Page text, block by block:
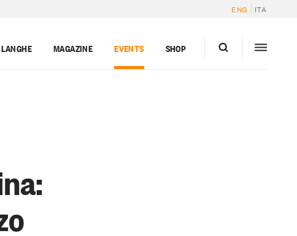
ENG ITA
MAGAZINE EVENTS SHOP